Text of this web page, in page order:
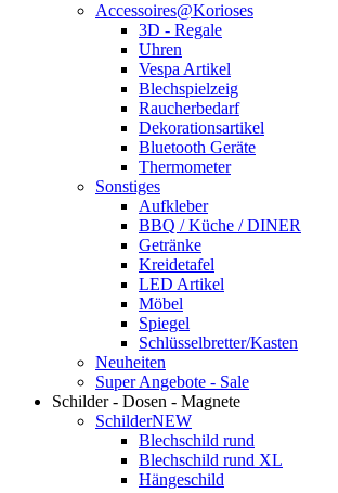
Accessoires@Korioses
3D - Regale
Uhren
Vespa Artikel
Blechspielzeig
Raucherbedarf
Dekorationsartikel
Bluetooth Geräte
Thermometer
Sonstiges
Aufkleber
BBQ / Küche / DINER
Getränke
Kreidetafel
LED Artikel
Möbel
Spiegel
Schlüsselbretter/Kasten
Neuheiten
Super Angebote - Sale
Schilder - Dosen - Magnete
SchilderNEW
Blechschild rund
Blechschild rund XL
Hängeschild